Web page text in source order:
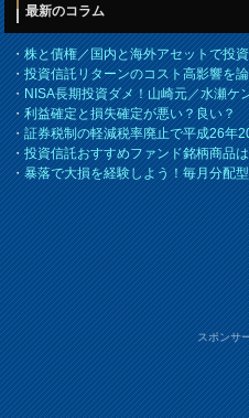
最新のコラム
・株と債権／国内と海外アセットで投
・投資信託リターンのコスト高影響を
・NISA長期投資ダメ！山崎元／水瀬ケ
・利益確定と損失確定が悪い？良い？
・証券税制の軽減税率廃止で平成26年
・投資信託おすすめファンド銘柄商品
・暴落で大損を経験しよう！毎月分配
スポンサ